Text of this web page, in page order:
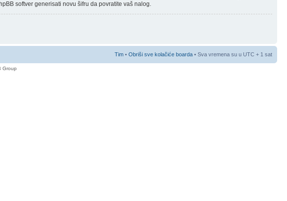
softver generisati novu šifru da povratite vaš nalog.
Tim • Obriši sve kolačiće boarda • Sva vremena su u UTC + 1 sat
Group